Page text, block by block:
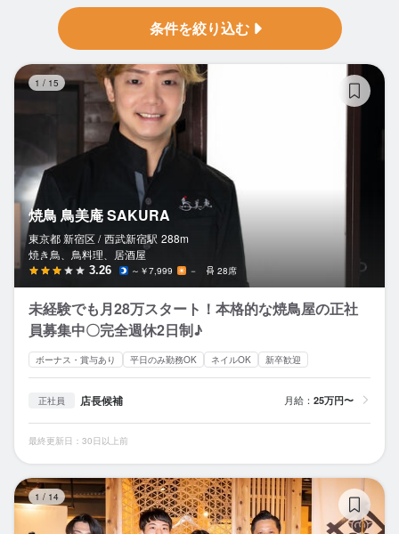
条件を絞り込む
1 / 15
焼鳥 鳥美庵 SAKURA
東京都 新宿区 / 西武新宿駅 288m
焼き鳥、鳥料理、居酒屋
3.26 ～￥7,999 － 28席
未経験でも月28万スタート！本格的な焼鳥屋の正社
員募集中〇完全週休2日制♪
ボーナス・賞与あり 平日のみ勤務OK ネイルOK 新卒歓迎
正社員 店長候補 月給： 25万円〜
最終更新日：30日以上前
1 / 14